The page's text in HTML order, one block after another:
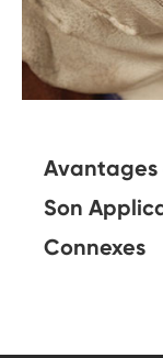
Avantages
Son
Connexes